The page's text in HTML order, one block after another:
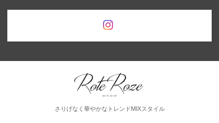
さりげなく華やかなトレンドMIXスタイル